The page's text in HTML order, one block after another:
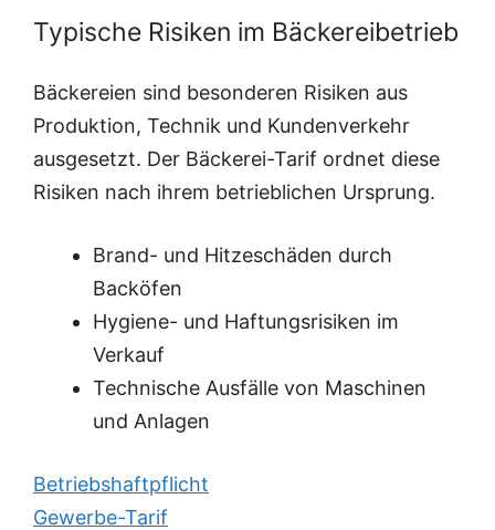
Typische Risiken im Bäckereibetrieb
Bäckereien sind besonderen Risiken aus
Produktion, Technik und Kundenverkehr
ausgesetzt. Der Bäckerei-Tarif ordnet diese
Risiken nach ihrem betrieblichen Ursprung.
Brand- und Hitzeschäden durch
Backöfen
Hygiene- und Haftungsrisiken im
Verkauf
Technische Ausfälle von Maschinen
und Anlagen
Betriebshaftpflicht
Gewerbe-Tarif